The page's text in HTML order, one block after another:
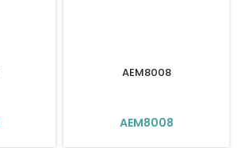
AEM8008
AEM8008